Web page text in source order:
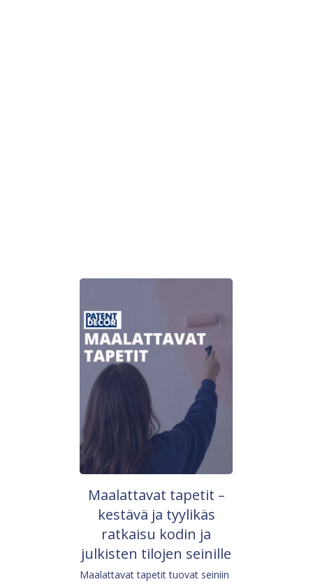
Maalattavat tapetit –
kestävä ja tyylikäs
ratkaisu kodin ja
julkisten tilojen seinille
Maalattavat tapetit tuovat seiniin